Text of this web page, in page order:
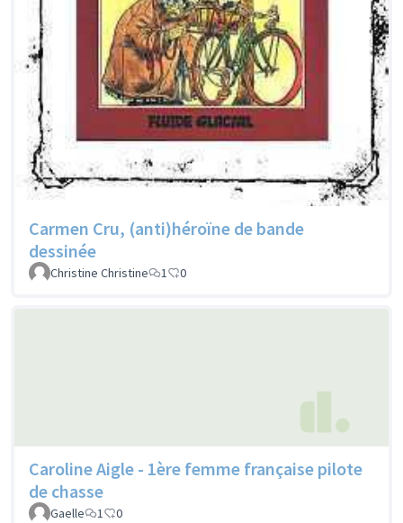
Carmen Cru, (anti)héroïne de bande
dessinée
Christine Christine 1 0
Caroline Aigle - 1ère femme française pilote
de chasse
Gaelle 1 0